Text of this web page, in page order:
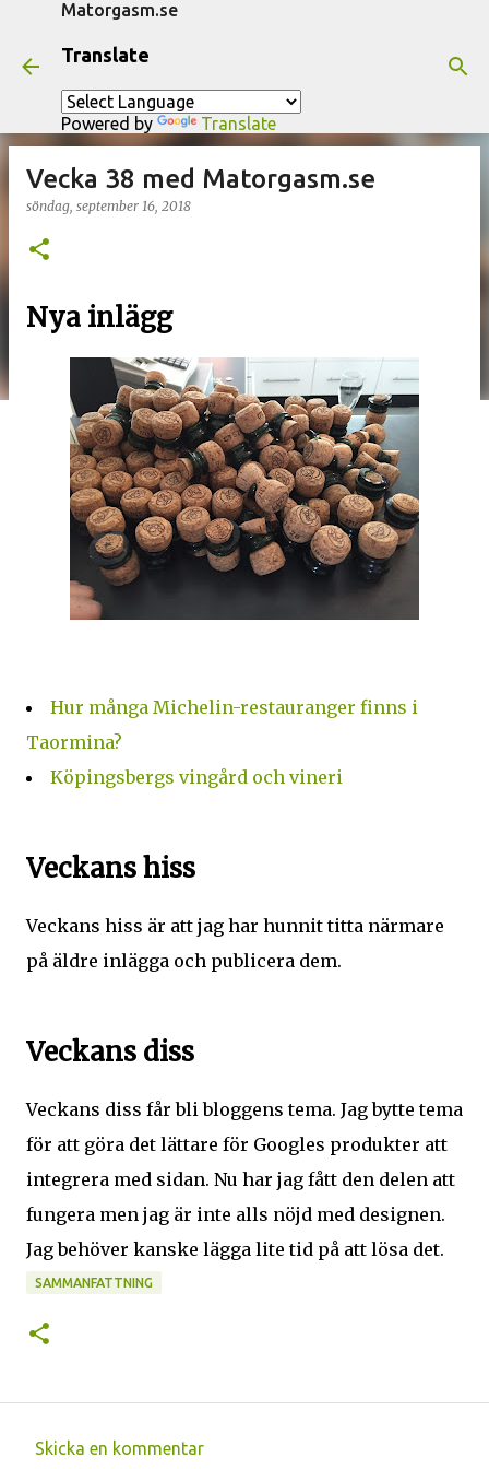
Matorgasm.se
Translate
Powered by Translate
Vecka 38 med Matorgasm.se
söndag, september 16, 2018
Nya inlägg
Hur många Michelin-restauranger finns i
Taormina?
Köpingsbergs vingård och vineri
Veckans hiss
Veckans hiss är att jag har hunnit titta närmare
på äldre inlägga och publicera dem.
Veckans diss
Veckans diss får bli bloggens tema. Jag bytte tema
för att göra det lättare för Googles produkter att
integrera med sidan. Nu har jag fått den delen att
fungera men jag är inte alls nöjd med designen.
Jag behöver kanske lägga lite tid på att lösa det.
SAMMANFATTNING
Skicka en kommentar